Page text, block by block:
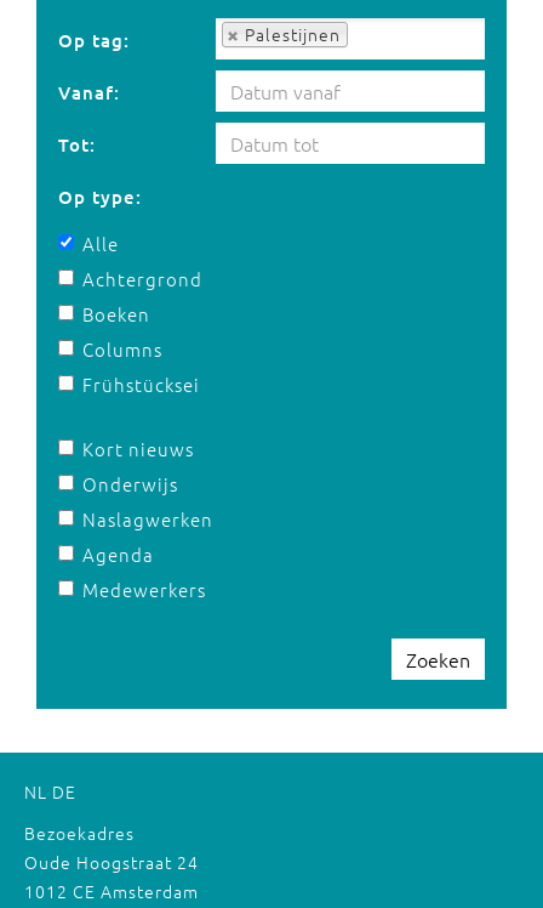
Op tag: Palestijnen
Op tag:
Vanaf:
Tot:
Op type:
Alle
Achtergrond
Boeken
Columns
Frühstücksei
Kort nieuws
Onderwijs
Naslagwerken
Agenda
Medewerkers
Zoeken
NL DE
Bezoekadres
Oude Hoogstraat 24
1012 CE Amsterdam